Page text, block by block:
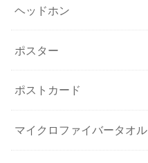
ヘッドホン
ポスター
ポストカード
マイクロファイバータオル